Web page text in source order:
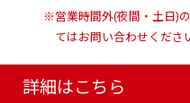
※営業時間外(夜間・土日)
てはお問い合わせくださ
詳細はこちら